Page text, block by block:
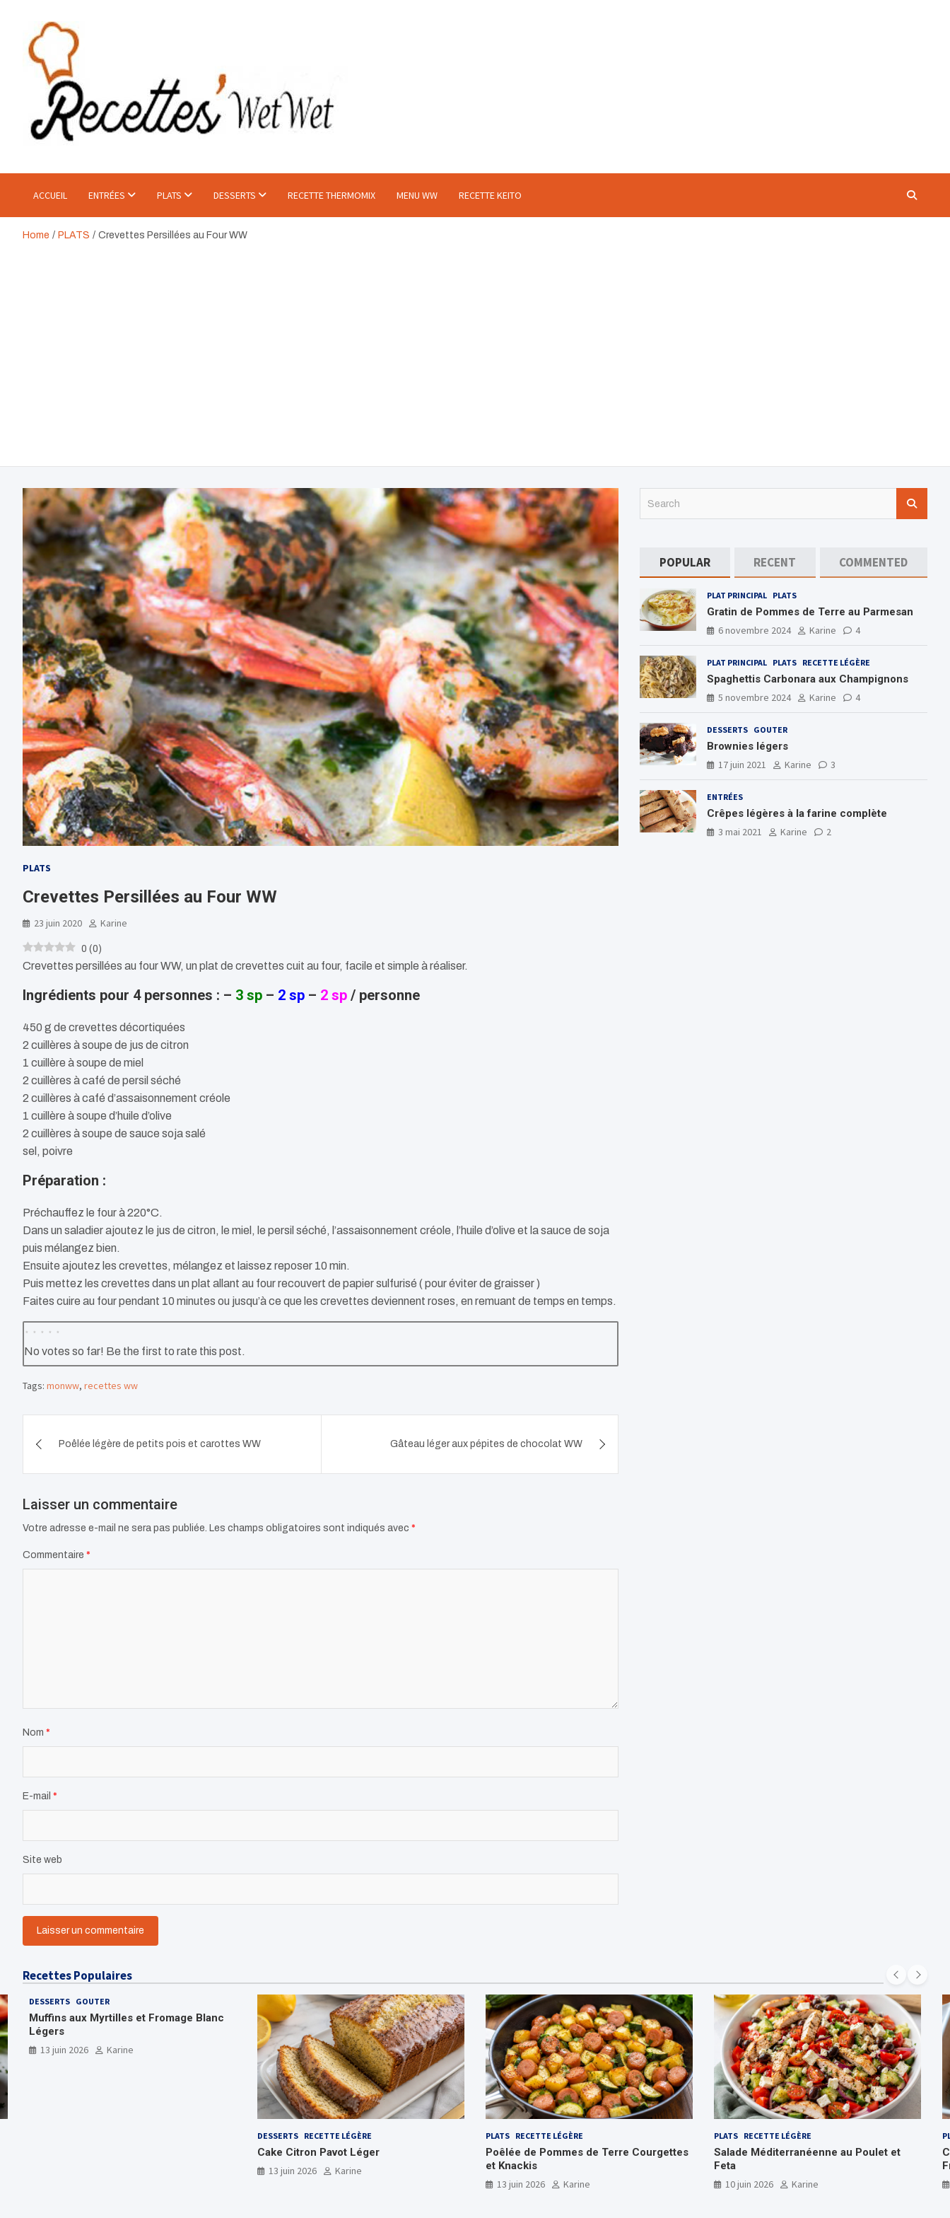
content
Recette WetWet
ACCUEIL ENTRÉES PLATS DESSERTS RECETTE THERMOMIX MENU WW RECETTE KEITO
Home PLATS Crevettes Persillées au Four WW
PLATS
Crevettes Persillées au Four WW
23 juin 2020 Karine
0 (0)
Crevettes persillées au four WW, un plat de crevettes cuit au four, facile et simple à réaliser.
Ingrédients pour 4 personnes : – 3 sp – 2 sp – 2 sp / personne
450 g de crevettes décortiquées
2 cuillères à soupe de jus de citron
1 cuillère à soupe de miel
2 cuillères à café de persil séché
2 cuillères à café d’assaisonnement créole
1 cuillère à soupe d’huile d’olive
2 cuillères à soupe de sauce soja salé
sel, poivre
Préparation :
Préchauffez le four à 220°C.
Dans un saladier ajoutez le jus de citron, le miel, le persil séché, l’assaisonnement créole, l’huile d’olive et la sauce de soja
puis mélangez bien.
Ensuite ajoutez les crevettes, mélangez et laissez reposer 10 min.
Puis mettez les crevettes dans un plat allant au four recouvert de papier sulfurisé ( pour éviter de graisser )
Faites cuire au four pendant 10 minutes ou jusqu’à ce que les crevettes deviennent roses, en remuant de temps en temps.
No votes so far! Be the first to rate this post.
Tags: monww, recettes ww
de
Poêlée légère de petits pois et carottes WW Gâteau léger aux pépites de chocolat WW
Laisser un commentaire
Votre adresse e-mail ne sera pas publiée. Les champs obligatoires sont indiqués avec *
Commentaire *
Nom *
E-mail *
Site web
POPULAR RECENT COMMENTED
PLAT PRINCIPAL PLATS
Gratin de Pommes de Terre au Parmesan
6 novembre 2024
Karine 4
PLAT PRINCIPAL PLATS RECETTE LÉGÈRE
Spaghettis Carbonara aux Champignons
5 novembre 2024
Karine 4
DESSERTS GOUTER
Brownies légers
17 juin 2021
Karine 3
ENTRÉES
Crêpes légères à la farine complète
3 mai 2021
Karine 2
Recettes Populaires
DESSERTS GOUTER
Muffins aux Myrtilles et Fromage Blanc
Légers
13 juin 2026
Karine
DESSERTS RECETTE LÉGÈRE
Cake Citron Pavot Léger
13 juin 2026
Karine
PLATS RECETTE LÉGÈRE
Poêlée de Pommes de Terre Courgettes
et Knackis
13 juin 2026
Karine
PLATS RECETTE LÉGÈRE
Salade Méditerranéenne au Poulet et
Feta
10 juin 2026
Karine